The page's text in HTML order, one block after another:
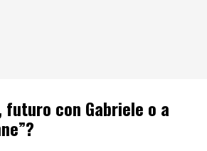
futuro con Gabriele o a